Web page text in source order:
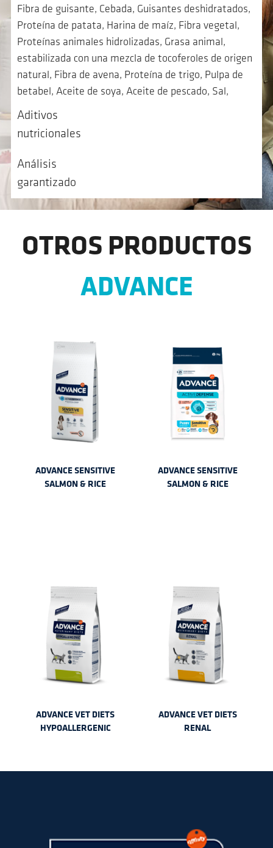
Fibra de guisante, Cebada, Guisantes deshidratados,
Proteína de patata, Harina de maíz, Fibra vegetal,
Proteínas animales hidrolizadas, Grasa animal,
estabilizada con una mezcla de tocoferoles de origen
natural, Fibra de avena, Proteína de trigo, Pulpa de
betabel, Aceite de soya, Aceite de pescado, Sal,
Cloruro potásico, Fructooligosacáridos, Polifenoles
Aditivos
nutricionales
Análisis
garantizado
OTROS PRODUCTOS
ADVANCE
ADVANCE SENSITIVE
SALMON & RICE
ADVANCE SENSITIVE
SALMON & RICE
ADVANCE VET DIETS
HYPOALLERGENIC
ADVANCE VET DIETS
RENAL